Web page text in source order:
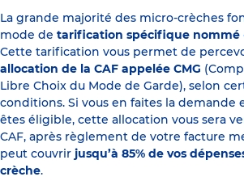
La grande majorité des micro-crèches
mode de tarification spécifique nommé
Cette tarification vous permet de
allocation de la CAF appelée CMG
Libre Choix du Mode de Garde), selon
conditions. Si vous en faites la demande
êtes éligible, cette allocation vous sera
CAF, après règlement de votre facture
peut couvrir jusqu’à 85% de vos
crèche.